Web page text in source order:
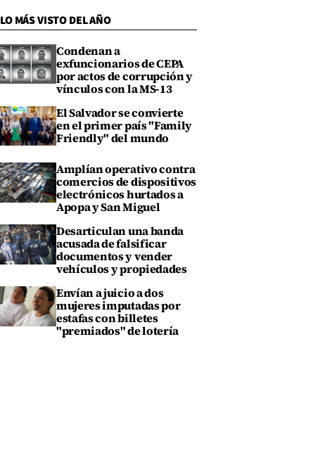
LO MÁS VISTO DEL AÑO
Condenan a
exfuncionarios de CEPA
por actos de corrupción y
vínculos con la MS-13
El Salvador se convierte
en el primer país "Family
Friendly" del mundo
Amplían operativo contra
comercios de dispositivos
electrónicos hurtados a
Apopa y San Miguel
Desarticulan una banda
acusada de falsificar
documentos y vender
vehículos y propiedades
Envían a juicio a dos
mujeres imputadas por
estafas con billetes
"premiados" de lotería